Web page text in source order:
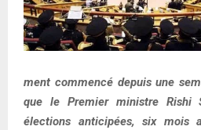
ment commencé depuis une
que le Premier ministre Rishi
élections anticipées, six mois